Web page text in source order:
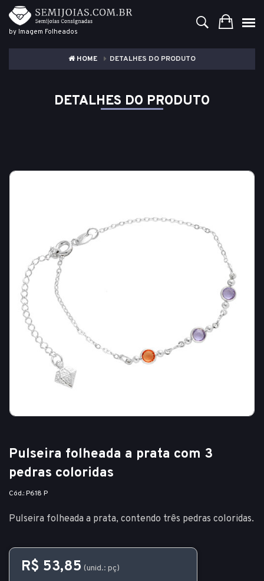
by Imagem Folheados
HOME DETALHES DO PRODUTO
DETALHES DO PRODUTO
Pulseira folheada a prata com 3
pedras coloridas
Cód.: P618 P
Pulseira folheada a prata, contendo três pedras coloridas.
R$ 53,85 (unid.: pç)